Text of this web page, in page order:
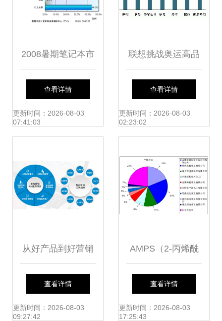
2008暑期笔记本市
场特征及用户消费
预测
查看详情
更新时间：2026-08-03
07:41:03
联想挑战奥运高品
质 从低谷到国际舞
台的奠基之路
查看详情
更新时间：2026-08-03
02:23:02
从好产品到好营销
企业成功的双轮驱
动
查看详情
更新时间：2026-08-03
09:27:42
AMPS（2-丙烯酰
胺-2-甲基丙磺酸）
市场调研报告 行业
查看详情
更新时间：2026-08-03
17:25:43